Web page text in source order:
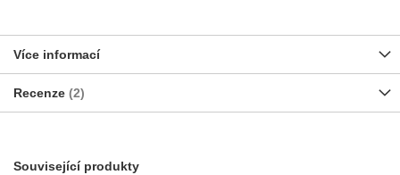
Více informací
Recenze 2
Související produkty